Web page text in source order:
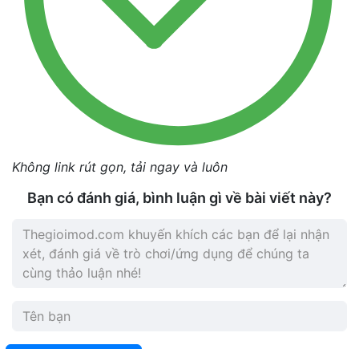
Không link rút gọn, tải ngay và luôn
Bạn có đánh giá, bình luận gì về bài viết này?